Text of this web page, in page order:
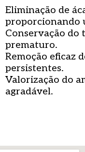
Eliminação de
proporcionando
Conservação do
prematuro.
Remoção eficaz
persistentes.
Valorização do
agradável.